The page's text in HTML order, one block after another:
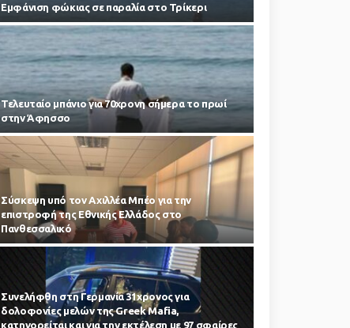
Εμφάνιση φώκιας σε παραλία στο Τρίκερι
Τελευταίο μπάνιο για 70χρονη σήμερα το πρωί
στην Άφησσο
Σύσκεψη υπό τον Αχιλλέα Μπέο για την
επιστροφή της Εθνικής Ελλάδος στο
Πανθεσσαλικό
Συνελήφθη στη Γερμανία 31χρονος για
δολοφονίες μελών της Greek Mafia,
κατηγορείται και για την εκτέλεση με 97 σφαίρες